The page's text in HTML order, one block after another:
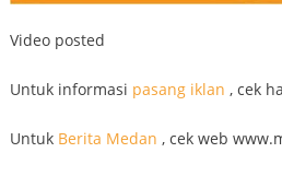
Video posted
Untuk informasi pasang iklan , cek
Untuk Berita Medan , cek web